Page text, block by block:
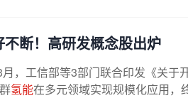
断！高研发概念股出炉
，工信部等3部门联合印发《关于
氢能在多元领域实现规模化应用，